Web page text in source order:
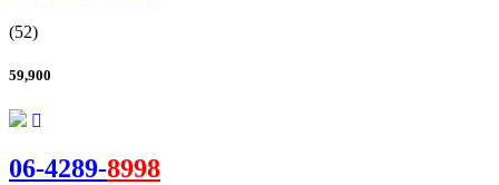
(52)
59,900
06-4289-8998